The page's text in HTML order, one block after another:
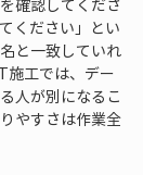
確認してくださ
ください」とい
と一致していれ
施工では、デー
人が別になるこ
やすさは作業全